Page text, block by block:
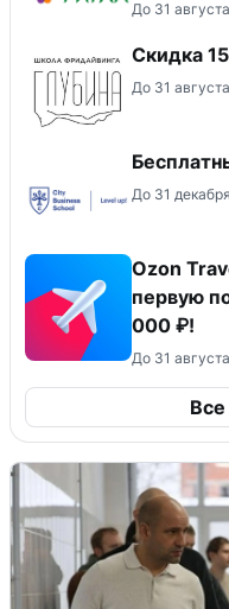
До 31
Скидка
До 31
До 31
Ozon
первую
000 ₽!
До 31